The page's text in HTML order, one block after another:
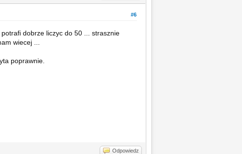
#6
dobrze liczyc do 50 ... strasznie
wiecej ...
poprawnie.
Odpowiedz